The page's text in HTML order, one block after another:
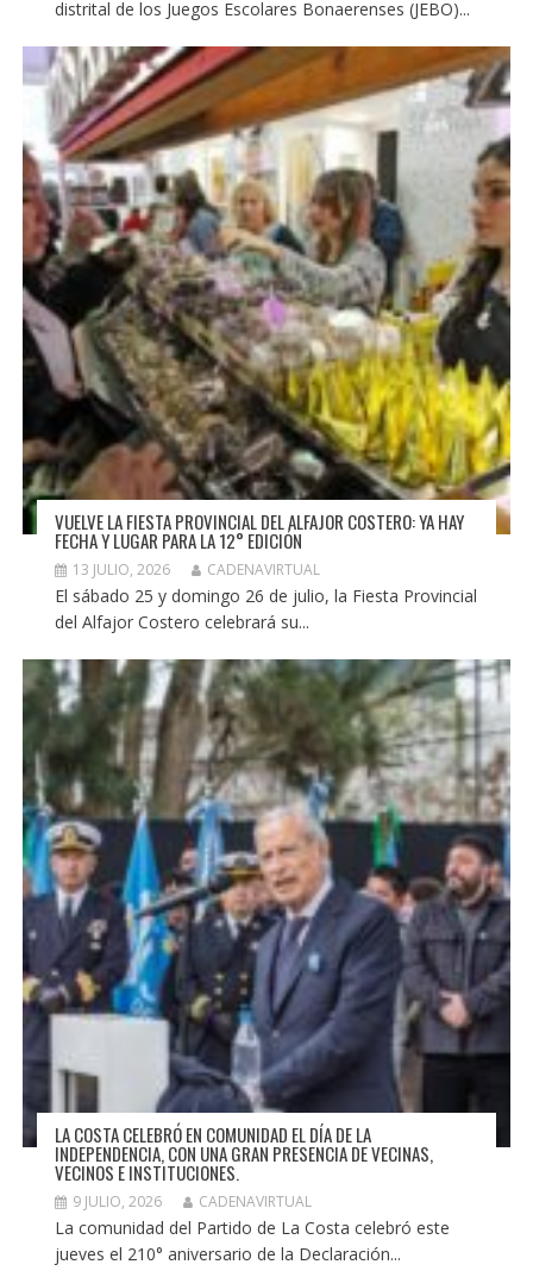
distrital de los Juegos Escolares Bonaerenses (JEBO)...
VUELVE LA FIESTA PROVINCIAL DEL ALFAJOR COSTERO: YA HAY
FECHA Y LUGAR PARA LA 12° EDICIÓN
13 JULIO, 2026 CADENAVIRTUAL
El sábado 25 y domingo 26 de julio, la Fiesta Provincial
del Alfajor Costero celebrará su...
LA COSTA CELEBRÓ EN COMUNIDAD EL DÍA DE LA
INDEPENDENCIA, CON UNA GRAN PRESENCIA DE VECINAS,
VECINOS E INSTITUCIONES.
9 JULIO, 2026 CADENAVIRTUAL
La comunidad del Partido de La Costa celebró este
jueves el 210° aniversario de la Declaración...